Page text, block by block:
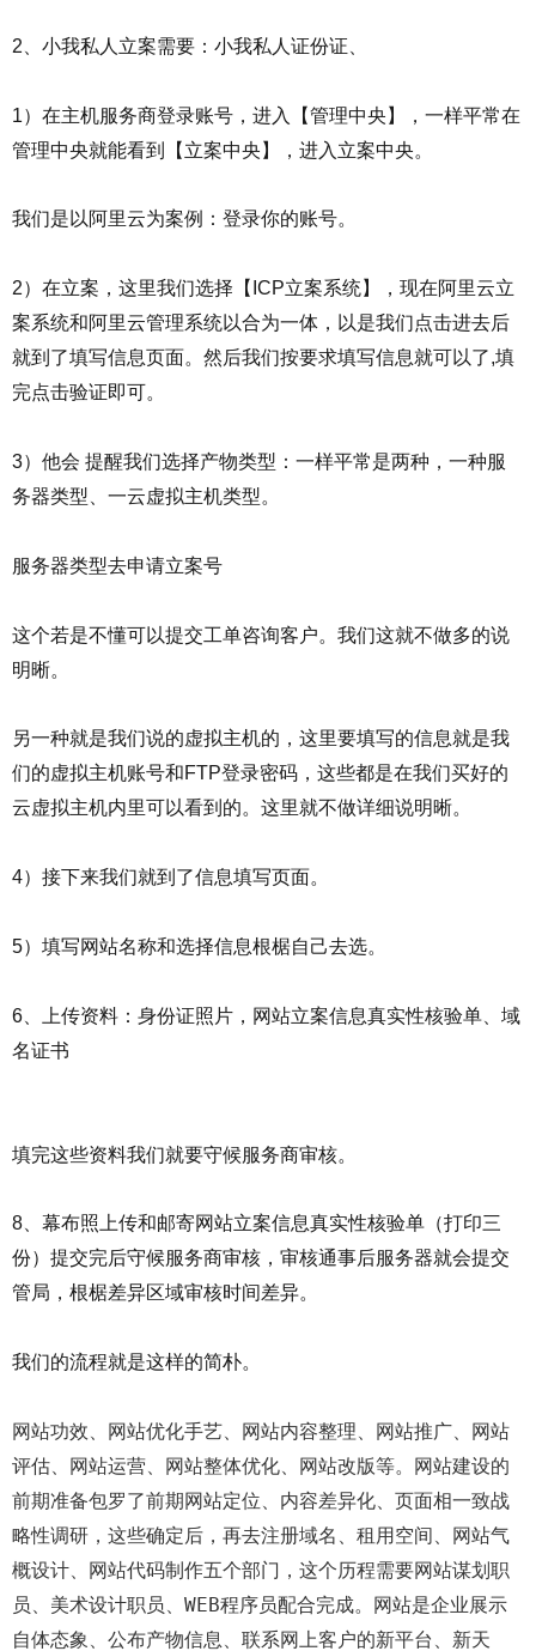
2、小我私人立案需要：小我私人证份证、
1）在主机服务商登录账号，进入【管理中央】，一样平常在
管理中央就能看到【立案中央】，进入立案中央。
我们是以阿里云为案例：登录你的账号。
2）在立案，这里我们选择【ICP立案系统】，现在阿里云立
案系统和阿里云管理系统以合为一体，以是我们点击进去后
就到了填写信息页面。然后我们按要求填写信息就可以了,填
完点击验证即可。
3）他会 提醒我们选择产物类型：一样平常是两种，一种服
务器类型、一云虚拟主机类型。
服务器类型去申请立案号
这个若是不懂可以提交工单咨询客户。我们这就不做多的说
明晰。
另一种就是我们说的虚拟主机的，这里要填写的信息就是我
们的虚拟主机账号和FTP登录密码，这些都是在我们买好的
云虚拟主机内里可以看到的。这里就不做详细说明晰。
4）接下来我们就到了信息填写页面。
5）填写网站名称和选择信息根椐自己去选。
6、上传资料：身份证照片，网站立案信息真实性核验单、域
名证书
填完这些资料我们就要守候服务商审核。
8、幕布照上传和邮寄网站立案信息真实性核验单（打印三
份）提交完后守候服务商审核，审核通事后服务器就会提交
管局，根椐差异区域审核时间差异。
我们的流程就是这样的简朴。
网站功效、网站优化手艺、网站内容整理、网站推广、网站
评估、网站运营、网站整体优化、网站改版等。网站建设的
前期准备包罗了前期网站定位、内容差异化、页面相一致战
略性调研，这些确定后，再去注册域名、租用空间、网站气
概设计、网站代码制作五个部门，这个历程需要网站谋划职
员、美术设计职员、WEB程序员配合完成。网站是企业展示
自体态象、公布产物信息、联系网上客户的新平台、新天